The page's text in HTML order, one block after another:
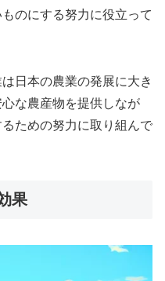
のにする努力に役立って
日本の農業の発展に大き
な農産物を提供しなが
ための努力に取り組んで
果